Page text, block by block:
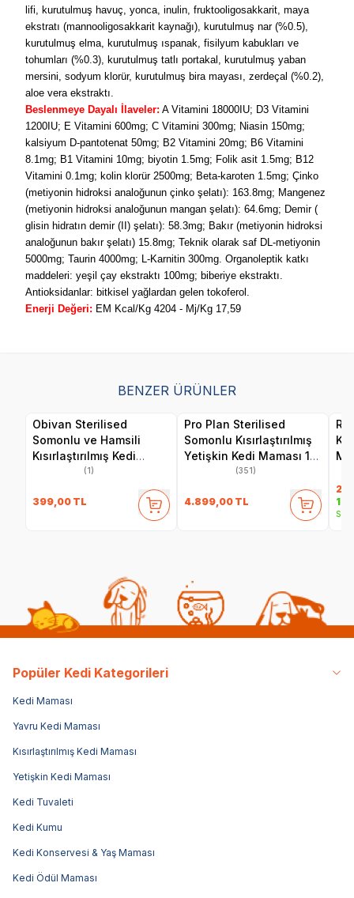
lifi, kurutulmuş havuç, yonca, inulin, fruktooligosakkarit, maya
ekstratı (mannooligosakkarit kaynağı), kurutulmuş nar (%0.5),
kurutulmuş elma, kurutulmuş ıspanak, fisilyum kabukları ve
tohumları (%0.3), kurutulmuş tatlı portakal, kurutulmuş yaban
mersini, sodyum klorür, kurutulmuş bira mayası, zerdeçal (%0.2),
aloe vera ekstraktı.
Beslenmeye Dayalı İlaveler: A Vitamini 18000IU; D3 Vitamini
1200IU; E Vitamini 600mg; C Vitamini 300mg; Niasin 150mg;
kalsiyum D-pantotenat 50mg; B2 Vitamini 20mg; B6 Vitamini
8.1mg; B1 Vitamini 10mg; biyotin 1.5mg; Folik asit 1.5mg; B12
Vitamini 0.1mg; kolin klorür 2500mg; Beta‐karoten 1.5mg; Çinko
(metiyonin hidroksi analoğunun çinko şelatı): 163.8mg; Mangenez
(metiyonin hidroksi analoğunun mangan şelatı): 64.6mg; Demir (
glisin hidratın demir (II) şelatı): 58.3mg; Bakır (metiyonin hidroksi
analoğunun bakır şelatı) 15.8mg; Teknik olarak saf DL‐metiyonin
5000mg; Taurin 4000mg; L‐Karnitin 300mg. Organoleptik katkı
maddeleri: yeşil çay ekstraktı 100mg; biberiye ekstraktı.
Antioksidanlar: bitkisel yağlardan gelen tokoferol.
Enerji Değeri: EM Kcal/Kg 4204 - Mj/Kg 17,59
BENZER ÜRÜNLER
Obivan Sterilised
Somonlu ve Hamsili
Kısırlaştırılmış Kedi
Maması 2 kg
(1)
399,00 TL
Pro Plan Sterilised
Somonlu Kısırlaştırılmış
Yetişkin Kedi Maması 10
(351)
4.899,00 TL
Popüler Kedi Kategorileri
Kedi Maması
Yavru Kedi Maması
Kısırlaştırılmış Kedi Maması
Yetişkin Kedi Maması
Kedi Tuvaleti
Kedi Kumu
Kedi Konservesi & Yaş Maması
Kedi Ödül Maması